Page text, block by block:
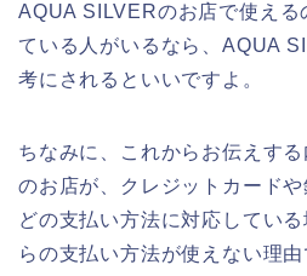
AQUA SILVERのお店で使える
ている人がいるなら、AQUA
考にされるといいですよ。
ちなみに、これからお伝えす
のお店が、クレジットカード
どの支払い方法に対応してい
らの支払い方法が使えない理